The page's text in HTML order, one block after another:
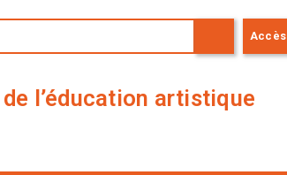
l’éducation artistique